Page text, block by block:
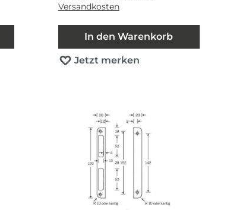
Versandkosten
In den Warenkorb
Jetzt merken